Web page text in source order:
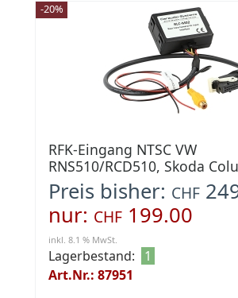
-20%
RFK-Eingang NTSC VW
RNS510/RCD510, Skoda
Preis bisher: CHF
nur: CHF 199.00
inkl. 8.1 % MwSt.
Lagerbestand:
1
Art.Nr.: 87951